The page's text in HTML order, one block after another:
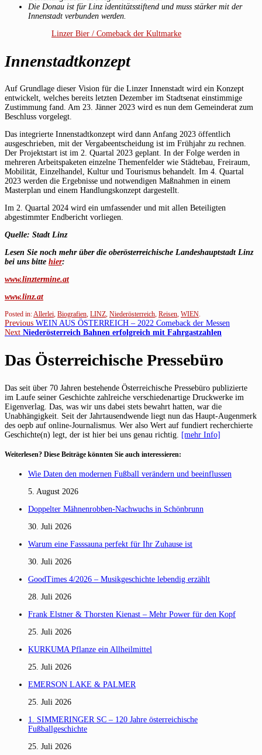
Die Donau ist für Linz identitätsstiftend und muss stärker mit der
Innenstadt verbunden werden.
Linzer Bier / Comeback der Kultmarke
Innenstadtkonzept
Auf Grundlage dieser Vision für die Linzer Innenstadt wird ein Konzept
entwickelt, welches bereits letzten Dezember im Stadtsenat einstimmige
Zustimmung fand. Am 23. Jänner 2023 wird es nun dem Gemeinderat zum
Beschluss vorgelegt.
Das integrierte Innenstadtkonzept wird dann Anfang 2023 öffentlich
ausgeschrieben, mit der Vergabeentscheidung ist im Frühjahr zu rechnen.
Der Projektstart ist im 2. Quartal 2023 geplant. In der Folge werden in
mehreren Arbeitspaketen einzelne Themenfelder wie Städtebau, Freiraum,
Mobilität, Einzelhandel, Kultur und Tourismus behandelt. Im 4. Quartal
2023 werden die Ergebnisse und notwendigen Maßnahmen in einem
Masterplan und einem Handlungskonzept dargestellt.
Im 2. Quartal 2024 wird ein umfassender und mit allen Beteiligten
abgestimmter Endbericht vorliegen.
Quelle: Stadt Linz
Lesen Sie noch mehr über die oberösterreichische Landeshauptstadt Linz
bei uns bitte hier:
www.linztermine.at
www.linz.at
Posted in:Allerlei, Biografien, LINZ, Niederösterreich, Reisen, WIEN.
Beitragsnavigation
Previous Previous
post:
WEIN AUS ÖSTERREICH – 2022 Comeback der Messen
Next Next
Niederösterreich Bahnen erfolgreich mit Fahrgastzahlen
Das Österreichische Pressebüro
Das seit über 70 Jahren bestehende Österreichische Pressebüro publizierte
im Laufe seiner Geschichte zahlreiche verschiedenartige Druckwerke im
Eigenverlag. Das, was wir uns dabei stets bewahrt hatten, war die
Unabhängigkeit. Seit der Jahrtausendwende liegt nun das Haupt-Augenmerk
des oepb auf online-Journalismus. Wer also Wert auf fundiert recherchierte
Geschichte(n) legt, der ist hier bei uns genau richtig. [mehr Info]
Weiterlesen? Diese Beiträge könnten Sie auch interessieren:
Wie Daten den modernen Fußball verändern und beeinflussen
5. August 2026
Doppelter Mähnenrobben-Nachwuchs in Schönbrunn
30. Juli 2026
Warum eine Fasssauna perfekt für Ihr Zuhause ist
30. Juli 2026
GoodTimes 4/2026 – Musikgeschichte lebendig erzählt
28. Juli 2026
Frank Elstner & Thorsten Kienast – Mehr Power für den Kopf
25. Juli 2026
KURKUMA Pflanze ein Allheilmittel
25. Juli 2026
EMERSON LAKE & PALMER
25. Juli 2026
1. SIMMERINGER SC – 120 Jahre österreichische
Fußballgeschichte
25. Juli 2026